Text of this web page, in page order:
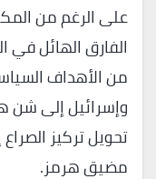
على الرغم من
الفارق الهائل في
من الأهداف
وإسرائيل إلى شن
تحويل تركيز
مضيق هرمز.